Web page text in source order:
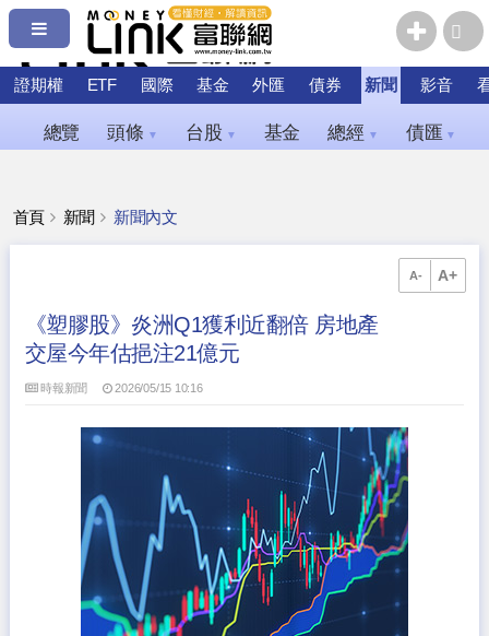
證期權 ETF 國際 基金 外匯 債券 新聞 影音
總覽 頭條 ▼ 台股 ▼ 基金 總經 ▼ 債匯 ▼
首頁 新聞 新聞內文
A- A+
《塑膠股》炎洲Q1獲利近翻倍 房地產
交屋今年估挹注21億元
時報新聞 2026/05/15 10:16